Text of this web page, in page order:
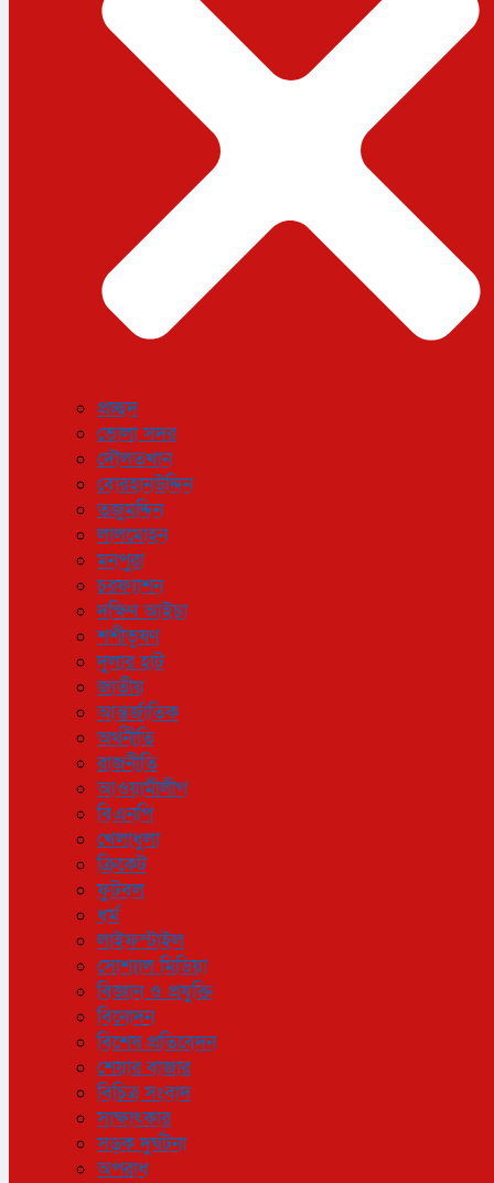
লাইফস্টাইল
সোশ্যাল মিডিয়া
বিজ্ঞান ও প্রযুক্তি
বিশেষ প্রতিবেদন
শেয়ার বাজার
বিচিত্র সংবাদ
সাক্ষাৎকার
সড়ক দুর্ঘটনা
অপরাধ
প্রচ্ছদ
ভোলা সদর
দৌলতখান
বোরহানউদ্দিন
তজুমদ্দিন
লালমোহন
মনপুরা
চরফ্যাশন
দক্ষিণ আইচা
শশীভূষণ
দুলার হাট
জাতীয়
আন্তর্জাতিক
অর্থনীতি
রাজনীতি
আওয়ামীলীগ
বিএনপি
খেলাধুলা
ক্রিকেট
ফুটবল
ধর্ম
লাইফস্টাইল
সোশ্যাল মিডিয়া
বিজ্ঞান ও প্রযুক্তি
বিনোদন
বিশেষ প্রতিবেদন
শেয়ার বাজার
বিচিত্র সংবাদ
সাক্ষাৎকার
সড়ক দুর্ঘটনা
অপরাধ